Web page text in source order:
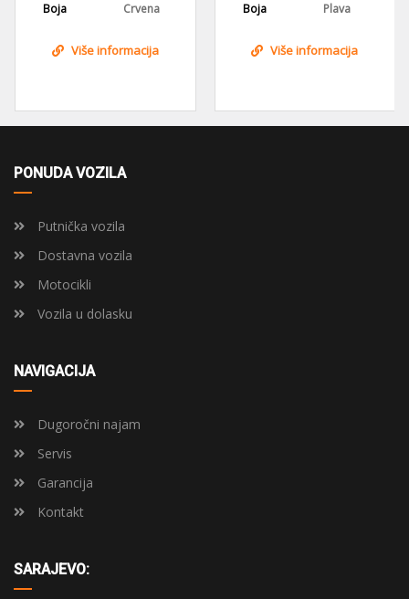
Boja
Crvena
Više informacija
Boja
Plava
Više informacija
PONUDA VOZILA
Putnička vozila
Dostavna vozila
Motocikli
Vozila u dolasku
NAVIGACIJA
Dugoročni najam
Servis
Garancija
Kontakt
SARAJEVO: